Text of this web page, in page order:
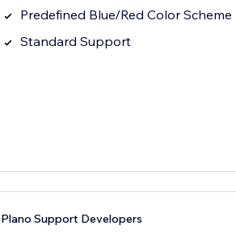
Predefined Blue/Red Color Scheme
Standard Support
Plano Support Developers